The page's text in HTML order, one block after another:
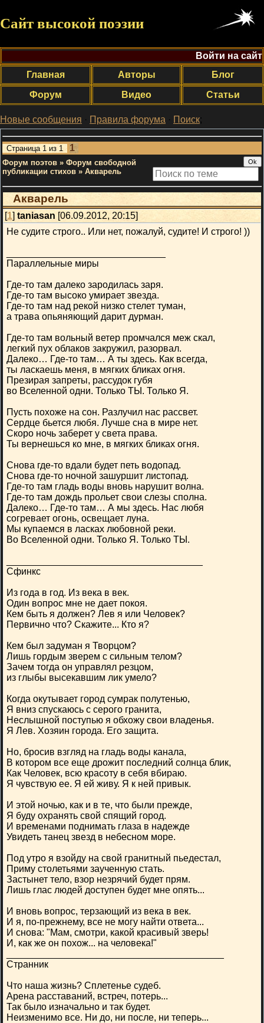
Сайт высокой поэзии
Войти на сайт
Главная
Авторы
Блог
Форум
Видео Статьи
Новые сообщения · Правила форума · Поиск;
Страница 1 из 1 1
Форум поэтов » Форум свободной
публикации стихов » Акварель
Акварель
[1] taniasan [06.09.2012, 20:15]
Не судите строго.. Или нет, пожалуй, судите! И строго! ))
Параллельные миры
Где-то там далеко зародилась заря.
Где-то там высоко умирает звезда.
Где-то там над рекой низко стелет туман,
а трава опьяняющий дарит дурман.
Где-то там вольный ветер промчался меж скал,
легкий пух облаков закружил, разорвал.
Далеко… Где-то там… А ты здесь. Как всегда,
ты ласкаешь меня, в мягких бликах огня.
Презирая запреты, рассудок губя
во Вселенной одни. Только ТЫ. Только Я.
Пусть похоже на сон. Разлучил нас рассвет.
Сердце бьется любя. Лучше сна в мире нет.
Скоро ночь заберет у света права.
Ты вернешься ко мне, в мягких бликах огня.
Снова где-то вдали будет петь водопад.
Снова где-то ночной зашуршит листопад.
Где-то там гладь воды вновь нарушит волна.
Где-то там дождь прольет свои слезы сполна.
Далеко… Где-то там… А мы здесь. Нас любя
согревает огонь, освещает луна.
Мы купаемся в ласках любовной реки.
Во Вселенной одни. Только Я. Только ТЫ.
Сфинкс
Из года в год. Из века в век.
Один вопрос мне не дает покоя.
Кем быть я должен? Лев я или Человек?
Первично что? Скажите... Кто я?
Кем был задуман я Творцом?
Лишь гордым зверем с сильным телом?
Зачем тогда он управлял резцом,
из глыбы высекавшим лик умело?
Когда окутывает город сумрак полутенью,
Я вниз спускаюсь с серого гранита,
Неслышной поступью я обхожу свои владенья.
Я Лев. Хозяин города. Его защита.
Но, бросив взгляд на гладь воды канала,
В котором все еще дрожит последний солнца блик,
Как Человек, всю красоту в себя вбираю.
Я чувствую ее. Я ей живу. Я к ней привык.
И этой ночью, как и в те, что были прежде,
Я буду охранять свой спящий город.
И временами поднимать глаза в надежде
Увидеть танец звезд в небесном море.
Под утро я взойду на свой гранитный пьедестал,
Приму столетьями заученную стать.
Застынет тело, взор незрячий будет прям.
Лишь глас людей доступен будет мне опять...
И вновь вопрос, терзающий из века в век.
И я, по-прежнему, все не могу найти ответа...
И снова: "Мам, смотри, какой красивый зверь!
И, как же он похож... на человека!"
Странник
Что наша жизнь? Сплетенье судеб.
Арена расставаний, встреч, потерь...
Так было изначально и так будет.
Неизменимо все. Ни до, ни после, ни теперь...